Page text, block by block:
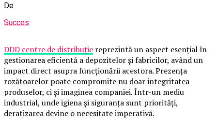
De
Succes
DDD centre de distribuție reprezintă un aspect esențial în
gestionarea eficientă a depozitelor și fabricilor, având un
impact direct asupra funcționării acestora. Prezența
rozătoarelor poate compromite nu doar integritatea
produselor, ci și imaginea companiei. Într-un mediu
industrial, unde igiena și siguranța sunt priorități,
deratizarea devine o necesitate imperativă.